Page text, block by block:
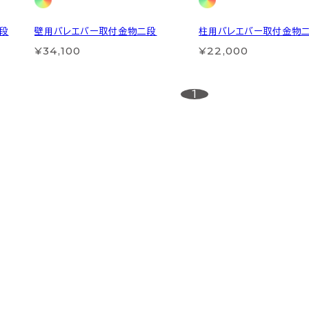
壁用バレエバー取付金物二段
¥34,100
柱用バレエバー取付金物
¥22,000
1